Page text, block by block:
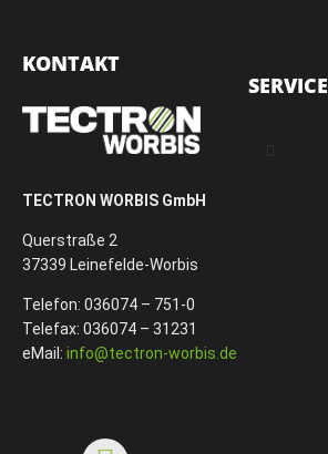
KONTAKT
TECTRON WORBIS GmbH
Querstraße 2
37339 Leinefelde-Worbis
Telefon: 036074 – 751-0
Telefax: 036074 – 31231
eMail: info@tectron-worbis.de
SERVICE